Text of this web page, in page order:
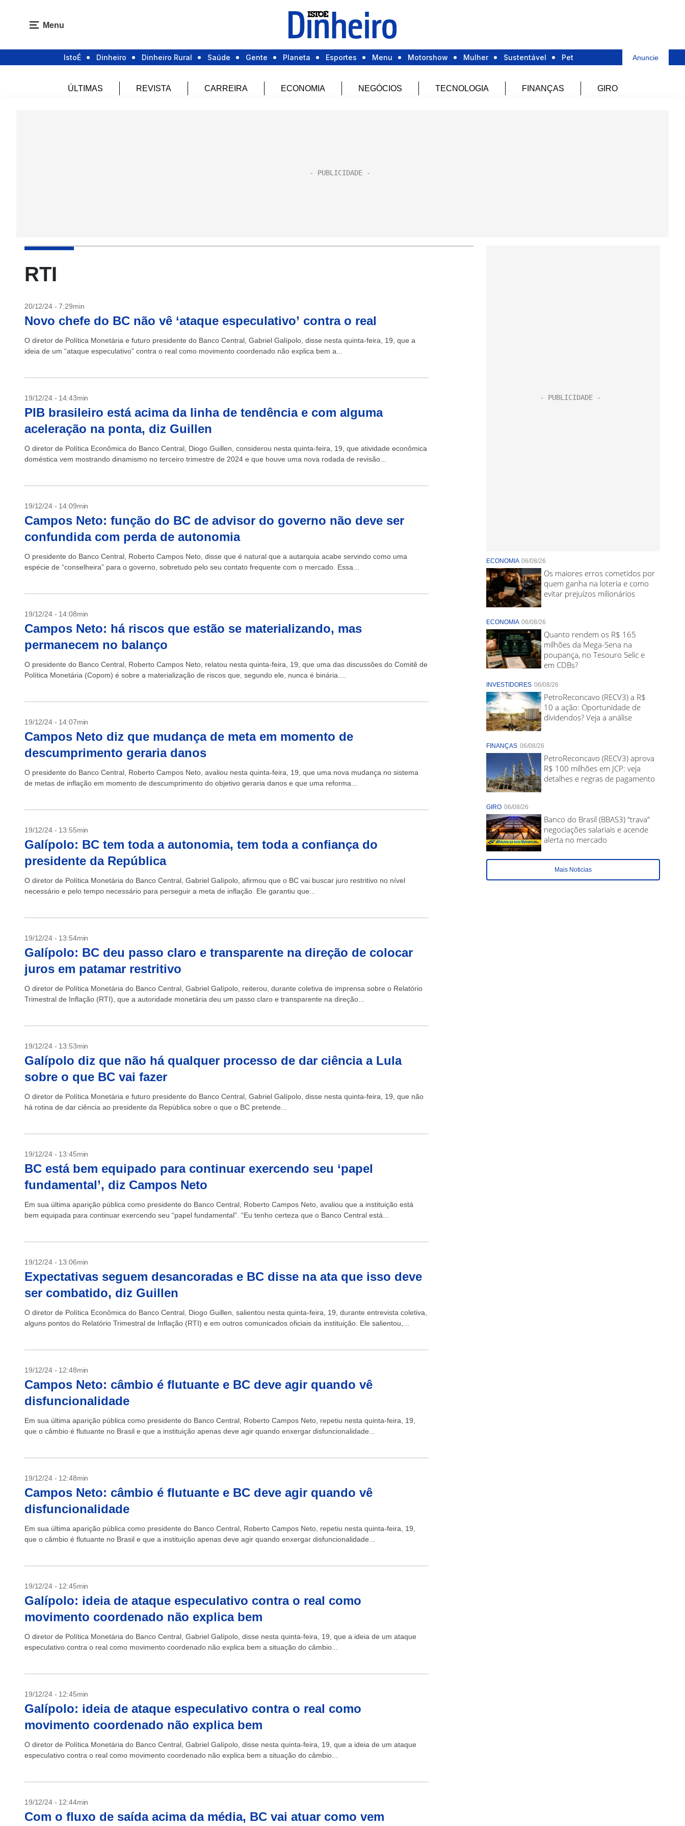
Menu
IstoÉ Dinheiro Dinheiro Rural Saúde Gente Planeta Esportes Menu Motorshow Mulher Sustentável Pet Anuncie
ÚLTIMAS REVISTA CARREIRA ECONOMIA NEGÓCIOS TECNOLOGIA FINANÇAS GIRO
RTI
20/12/24 - 7:29min
Novo chefe do BC não vê ‘ataque especulativo’ contra o real
O diretor de Política Monetária e futuro presidente do Banco Central, Gabriel Galípolo, disse nesta quinta-feira, 19, que a
ideia de um “ataque especulativo” contra o real como movimento coordenado não explica bem a...
19/12/24 - 14:43min
PIB brasileiro está acima da linha de tendência e com alguma
aceleração na ponta, diz Guillen
O diretor de Política Econômica do Banco Central, Diogo Guillen, considerou nesta quinta-feira, 19, que atividade econômica
doméstica vem mostrando dinamismo no terceiro trimestre de 2024 e que houve uma nova rodada de revisão...
19/12/24 - 14:09min
Campos Neto: função do BC de advisor do governo não deve ser
confundida com perda de autonomia
O presidente do Banco Central, Roberto Campos Neto, disse que é natural que a autarquia acabe servindo como uma
espécie de “conselheira” para o governo, sobretudo pelo seu contato frequente com o mercado. Essa...
19/12/24 - 14:08min
Campos Neto: há riscos que estão se materializando, mas
permanecem no balanço
O presidente do Banco Central, Roberto Campos Neto, relatou nesta quinta-feira, 19, que uma das discussões do Comitê de
Política Monetária (Copom) é sobre a materialização de riscos que, segundo ele, nunca é binária....
19/12/24 - 14:07min
Campos Neto diz que mudança de meta em momento de
descumprimento geraria danos
O presidente do Banco Central, Roberto Campos Neto, avaliou nesta quinta-feira, 19, que uma nova mudança no sistema
de metas de inflação em momento de descumprimento do objetivo geraria danos e que uma reforma...
19/12/24 - 13:55min
Galípolo: BC tem toda a autonomia, tem toda a confiança do
presidente da República
O diretor de Política Monetária do Banco Central, Gabriel Galípolo, afirmou que o BC vai buscar juro restritivo no nível
necessário e pelo tempo necessário para perseguir a meta de inflação. Ele garantiu que...
19/12/24 - 13:54min
Galípolo: BC deu passo claro e transparente na direção de colocar
juros em patamar restritivo
O diretor de Política Monetária do Banco Central, Gabriel Galípolo, reiterou, durante coletiva de imprensa sobre o Relatório
Trimestral de Inflação (RTI), que a autoridade monetária deu um passo claro e transparente na direção...
19/12/24 - 13:53min
Galípolo diz que não há qualquer processo de dar ciência a Lula
sobre o que BC vai fazer
O diretor de Política Monetária e futuro presidente do Banco Central, Gabriel Galípolo, disse nesta quinta-feira, 19, que não
há rotina de dar ciência ao presidente da República sobre o que o BC pretende...
19/12/24 - 13:45min
BC está bem equipado para continuar exercendo seu ‘papel
fundamental’, diz Campos Neto
Em sua última aparição pública como presidente do Banco Central, Roberto Campos Neto, avaliou que a instituição está
bem equipada para continuar exercendo seu “papel fundamental”. “Eu tenho certeza que o Banco Central está...
19/12/24 - 13:06min
Expectativas seguem desancoradas e BC disse na ata que isso deve
ser combatido, diz Guillen
O diretor de Política Econômica do Banco Central, Diogo Guillen, salientou nesta quinta-feira, 19, durante entrevista coletiva,
alguns pontos do Relatório Trimestral de Inflação (RTI) e em outros comunicados oficiais da instituição. Ele salientou,...
19/12/24 - 12:48min
Campos Neto: câmbio é flutuante e BC deve agir quando vê
disfuncionalidade
Em sua última aparição pública como presidente do Banco Central, Roberto Campos Neto, repetiu nesta quinta-feira, 19,
que o câmbio é flutuante no Brasil e que a instituição apenas deve agir quando enxergar disfuncionalidade...
19/12/24 - 12:48min
Campos Neto: câmbio é flutuante e BC deve agir quando vê
disfuncionalidade
Em sua última aparição pública como presidente do Banco Central, Roberto Campos Neto, repetiu nesta quinta-feira, 19,
que o câmbio é flutuante no Brasil e que a instituição apenas deve agir quando enxergar disfuncionalidade...
19/12/24 - 12:45min
Galípolo: ideia de ataque especulativo contra o real como
movimento coordenado não explica bem
O diretor de Política Monetária do Banco Central, Gabriel Galípolo, disse nesta quinta-feira, 19, que a ideia de um ataque
especulativo contra o real como movimento coordenado não explica bem a situação do câmbio...
19/12/24 - 12:45min
Galípolo: ideia de ataque especulativo contra o real como
movimento coordenado não explica bem
O diretor de Política Monetária do Banco Central, Gabriel Galípolo, disse nesta quinta-feira, 19, que a ideia de um ataque
especulativo contra o real como movimento coordenado não explica bem a situação do câmbio...
19/12/24 - 12:44min
Com o fluxo de saída acima da média, BC vai atuar como vem
ECONOMIA 06/08/26
Os maiores erros cometidos por
quem ganha na loteria e como
evitar prejuízos milionários
ECONOMIA 06/08/26
Quanto rendem os R$ 165
milhões da Mega-Sena na
poupança, no Tesouro Selic e
em CDBs?
INVESTIDORES 06/08/26
PetroReconcavo (RECV3) a R$
10 a ação: Oportunidade de
dividendos? Veja a análise
FINANÇAS 06/08/26
PetroReconcavo (RECV3) aprova
R$ 100 milhões em JCP: veja
detalhes e regras de pagamento
GIRO 06/08/26
Banco do Brasil (BBAS3) “trava”
negociações salariais e acende
alerta no mercado
Mais Noticias